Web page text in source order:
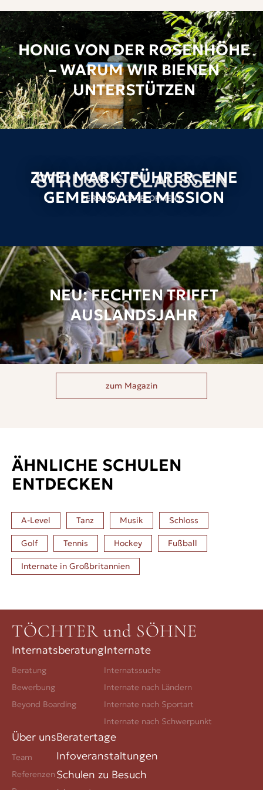
HONIG VON DER ROSENHÖHE
– WARUM WIR BIENEN
UNTERSTÜTZEN
ZWEI MARKTFÜHRER, EINE
GEMEINSAME MISSION
NEU: FECHTEN TRIFFT
AUSLANDSJAHR
zum Magazin
ÄHNLICHE SCHULEN
ENTDECKEN
A-Level Tanz Musik Schloss
Golf Tennis Hockey Fußball
Internate in Großbritannien
TÖCHTER und SÖHNE
Internatsberatung
Beratung
Bewerbung
Beyond Boarding
Internate
Internatssuche
Internate nach Ländern
Internate nach Sportart
Internate nach Schwerpunkt
Über uns
Team
Referenzen
Beratertage
Infoveranstaltungen
Schulen zu Besuch